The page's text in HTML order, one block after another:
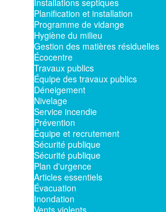
Installations septiques
Planification et installation
Programme de vidange
Hygiène du milieu
Gestion des matières résiduelles
Écocentre
Travaux publics
Équipe des travaux publics
Déneigement
Nivelage
Service incendie
Prévention
Équipe et recrutement
Sécurité publique
Sécurité publique
Plan d'urgence
Articles essentiels
Évacuation
Inondation
Vents violents